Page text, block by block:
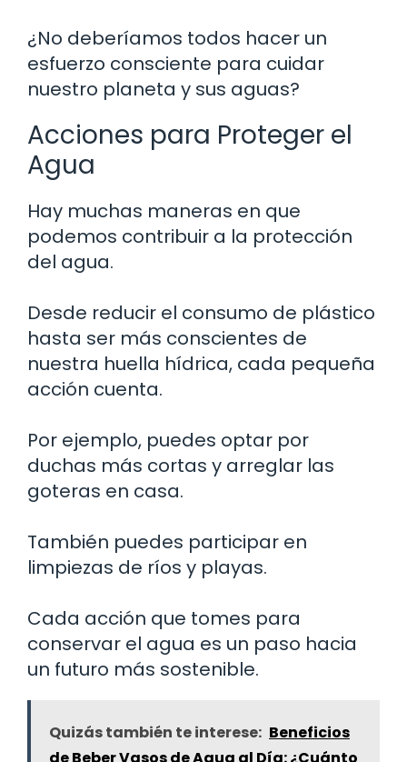
¿No deberíamos todos hacer un
esfuerzo consciente para cuidar
nuestro planeta y sus aguas?
Acciones para Proteger el
Agua
Hay muchas maneras en que
podemos contribuir a la protección
del agua.
Desde reducir el consumo de plástico
hasta ser más conscientes de
nuestra huella hídrica, cada pequeña
acción cuenta.
Por ejemplo, puedes optar por
duchas más cortas y arreglar las
goteras en casa.
También puedes participar en
limpiezas de ríos y playas.
Cada acción que tomes para
conservar el agua es un paso hacia
un futuro más sostenible.
Quizás también te interese: Beneficios
de Beber Vasos de Agua al Día: ¿Cuánto